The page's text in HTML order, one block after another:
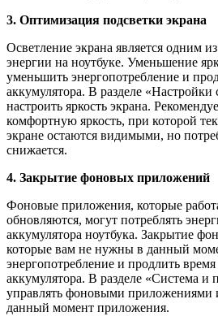
3. Оптимизация подсветки экрана
Осветление экрана является одним
энергии на ноутбуке. Уменьшение
уменьшить энергопотребление и
аккумулятора. В разделе
настроить яркость экрана.
комфортную яркость, при которой
экране остаются видимыми, но
снижается.
4. Закрытие фоновых приложений
Фоновые приложения, которые
обновляются, могут потреблять
аккумулятора ноутбука. Закрытие
которые вам не нужны в данный
энергопотребление и продлить
аккумулятора. В разделе «Система
управлять фоновыми приложениями
данный момент приложения.